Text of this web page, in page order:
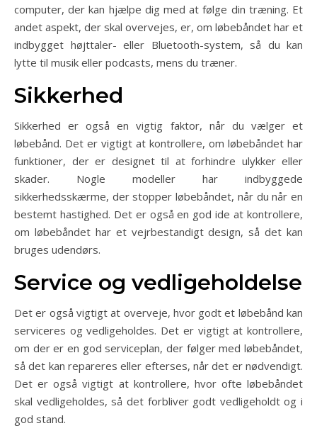
computer, der kan hjælpe dig med at følge din træning. Et
andet aspekt, der skal overvejes, er, om løbebåndet har et
indbygget højttaler- eller Bluetooth-system, så du kan
lytte til musik eller podcasts, mens du træner.
Sikkerhed
Sikkerhed er også en vigtig faktor, når du vælger et
løbebånd. Det er vigtigt at kontrollere, om løbebåndet har
funktioner, der er designet til at forhindre ulykker eller
skader. Nogle modeller har indbyggede
sikkerhedsskærme, der stopper løbebåndet, når du når en
bestemt hastighed. Det er også en god ide at kontrollere,
om løbebåndet har et vejrbestandigt design, så det kan
bruges udendørs.
Service og vedligeholdelse
Det er også vigtigt at overveje, hvor godt et løbebånd kan
serviceres og vedligeholdes. Det er vigtigt at kontrollere,
om der er en god serviceplan, der følger med løbebåndet,
så det kan repareres eller efterses, når det er nødvendigt.
Det er også vigtigt at kontrollere, hvor ofte løbebåndet
skal vedligeholdes, så det forbliver godt vedligeholdt og i
god stand.